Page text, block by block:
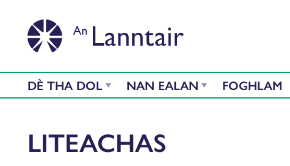
DÈ THA DOL NAN EALAN FOGHLAM
LITEACHAS